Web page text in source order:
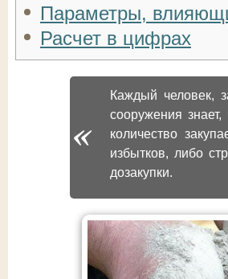
Параметры,
Расчет в цифрах
Каждый человек,
сооружения знает,
количество
избытков, либо
дозакупки.